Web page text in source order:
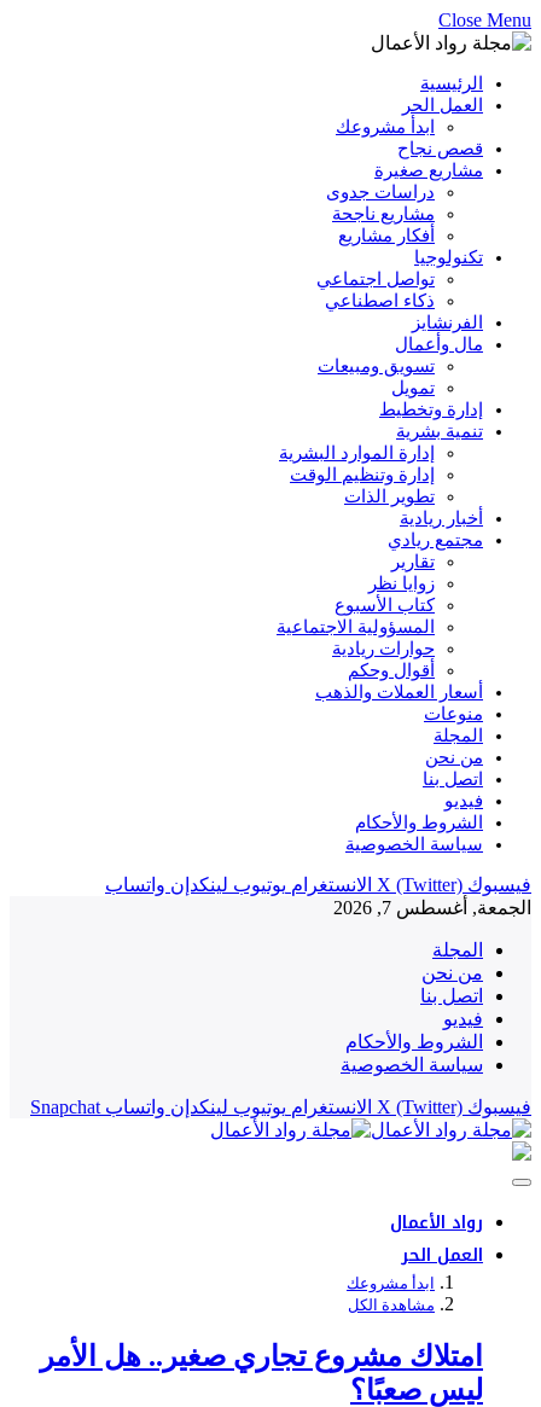
Close Menu
الرئيسية
العمل الحر
ابدأ مشروعك
قصص نجاح
مشاريع صغيرة
دراسات جدوى
مشاريع ناجحة
أفكار مشاريع
تكنولوجيا
تواصل اجتماعي
ذكاء اصطناعي
الفرنشايز
مال وأعمال
تسويق ومبيعات
تمويل
إدارة وتخطيط
تنمية بشرية
إدارة الموارد البشرية
إدارة وتنظيم الوقت
تطوير الذات
أخبار ريادية
مجتمع ريادي
تقارير
زوايا نظر
كتاب الأسبوع
المسؤولية الاجتماعية
حوارات ريادية
أقوال وحكم
أسعار العملات والذهب
منوعات
المجلة
من نحن
اتصل بنا
فيديو
الشروط والأحكام
سياسة الخصوصية
فيسبوك X (Twitter) الانستغرام يوتيوب لينكدإن واتساب
الجمعة, أغسطس 7, 2026
المجلة
من نحن
اتصل بنا
فيديو
الشروط والأحكام
سياسة الخصوصية
فيسبوك X (Twitter) الانستغرام يوتيوب لينكدإن واتساب Snapchat
رواد الأعمال
العمل الحر
ابدأ مشروعك
مشاهدة الكل
امتلاك مشروع تجاري صغير.. هل الأمر
ليس صعبًا؟